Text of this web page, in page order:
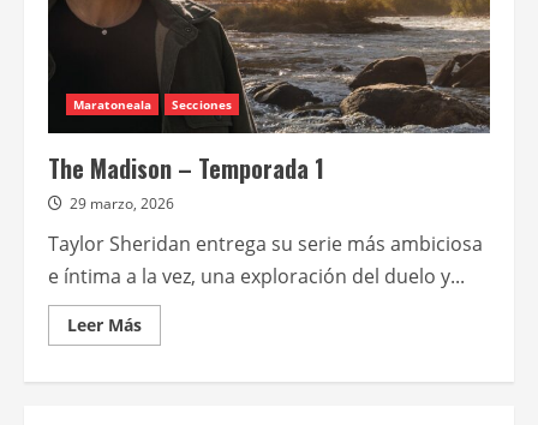
Maratoneala Secciones
The Madison – Temporada 1
29 marzo, 2026
Taylor Sheridan entrega su serie más ambiciosa
e íntima a la vez, una exploración del duelo y...
Leer MásLeer
más